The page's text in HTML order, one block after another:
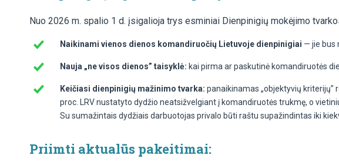
Nuo 2026 m. spalio 1 d. įsigalioja trys esminiai Dienpinigių mokėjimo
Naikinami vienos dienos komandiruočių Lietuvoje dienpinigiai — jie bus
Nauja „ne visos dienos” taisyklė: kai pirma ar paskutinė komandiruotės
Keičiasi dienpinigių mažinimo tvarka: panaikinamas „objektyvių
proc. LRV nustatyto dydžio neatsižvelgiant į komandiruotės trukmę, o
Su sumažintais dydžiais darbuotojas privalo būti raštu supažindintas iki
Priimti aktualūs pakeitimai: